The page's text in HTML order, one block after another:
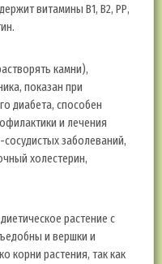
витамины В1, В2, РР,
камни),
показан при
диабета, способен
и лечения
заболеваний,
холестерин,
растение с
и вершки и
корни растения, так как